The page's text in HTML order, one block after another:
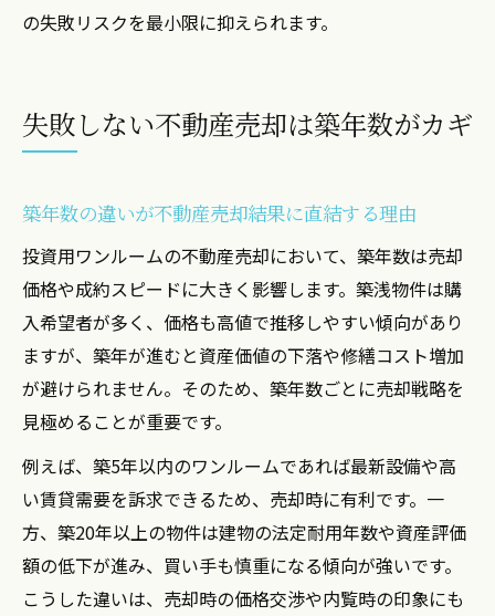
の失敗リスクを最小限に抑えられます。
失敗しない不動産売却は築年数がカギ
築年数の違いが不動産売却結果に直結する理由
投資用ワンルームの不動産売却において、築年数は売却
価格や成約スピードに大きく影響します。築浅物件は購
入希望者が多く、価格も高値で推移しやすい傾向があり
ますが、築年が進むと資産価値の下落や修繕コスト増加
が避けられません。そのため、築年数ごとに売却戦略を
見極めることが重要です。
例えば、築5年以内のワンルームであれば最新設備や高
い賃貸需要を訴求できるため、売却時に有利です。一
方、築20年以上の物件は建物の法定耐用年数や資産評価
額の低下が進み、買い手も慎重になる傾向が強いです。
こうした違いは、売却時の価格交渉や内覧時の印象にも